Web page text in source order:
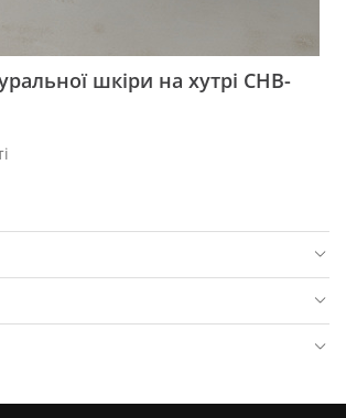
шкіри на хутрі CHB-